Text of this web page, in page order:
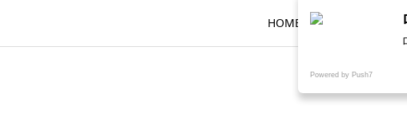
HOME ロジオって
Powered by Push7